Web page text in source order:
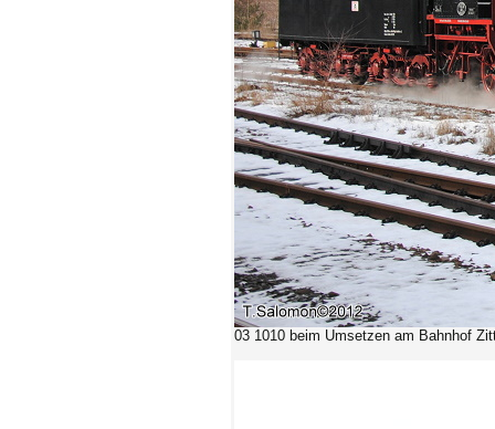
03 1010 beim Umsetzen am Bahnhof